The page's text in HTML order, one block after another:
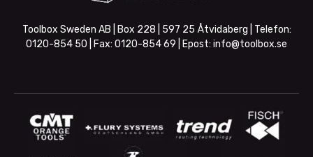
Toolbox Sweden AB | Box 228 | 597 25 Åtvidaberg | Telefon:
0120-854 50 | Fax: 0120-854 69 | Epost: info@toolbox.se